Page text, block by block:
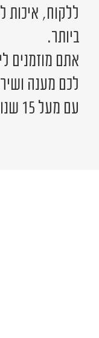
ללקוח, איכות
ביותר.
אתם מוזמנים
לכם מענה
עם מעל 15 שנות ניסיון בתחום, אנחנו כאן לשירותכם.